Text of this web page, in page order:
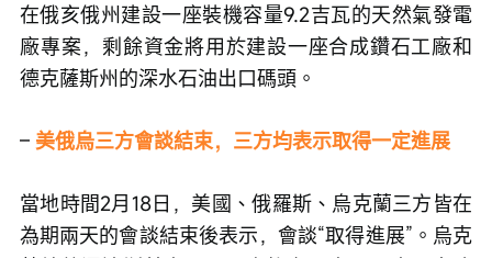
在俄亥俄州建設一座裝機容量9.2吉瓦的天然氣發電
廠專案，剩餘資金將用於建設一座合成鑽石工廠和
德克薩斯州的深水石油出口碼頭。
– 美俄烏三方會談結束，三方均表示取得一定進展
當地時間2月18日，美國、俄羅斯、烏克蘭三方皆在
為期兩天的會談結束後表示，會談“取得進展”。烏克